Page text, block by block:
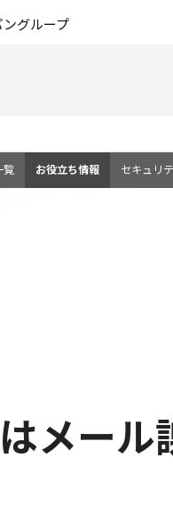
グループ
覧 お役立ち情報 セキュリ
メール